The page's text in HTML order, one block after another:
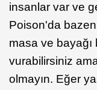
insanlar var ve
Poison'da
masa ve bayağı
vurabilirsiniz
olmayın. Eğer